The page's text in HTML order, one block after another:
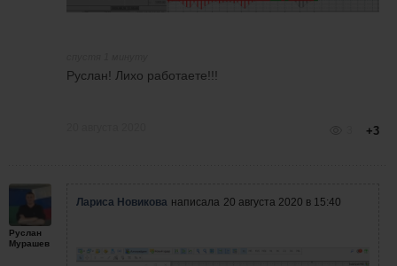
Руслан! Лихо работаете!!!
+3
Руслан
Мурашев
Лариса Новикова написала 20 августа 2020 в 15:40